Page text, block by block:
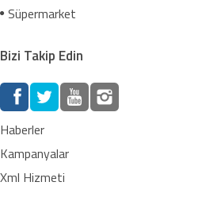
Süpermarket
Bizi Takip Edin
Haberler
Kampanyalar
Xml Hizmeti